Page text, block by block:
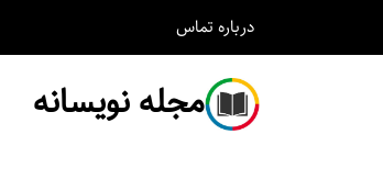
درباره تماس
مجله نویسانه